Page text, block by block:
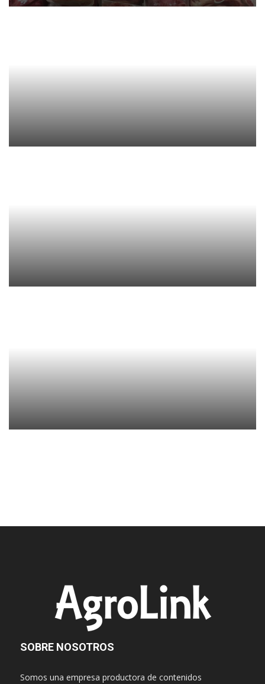
SOBRE NOSOTROS
Somos una empresa productora de contenidos